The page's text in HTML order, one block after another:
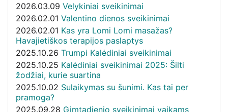
2026.03.09 Velykiniai sveikinimai
2026.02.01 Valentino dienos sveikinimai
2026.02.01 Kas yra Lomi Lomi masažas?
Havajietiškos terapijos paslaptys
2025.10.26 Trumpi Kalėdiniai sveikinimai
2025.10.25 Kalėdiniai sveikinimai 2025: Šilti
žodžiai, kurie suartina
2025.10.02 Sulaikymas su šunimi. Kas tai per
pramoga?
2025.09.28 Gimtadienio sveikinimai vaikams